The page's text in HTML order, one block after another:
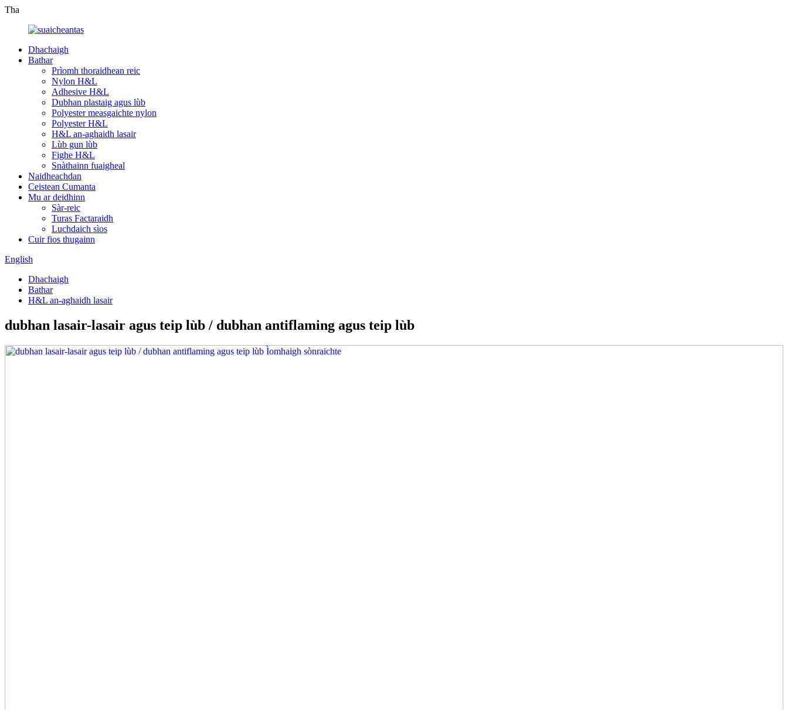
Tha
Dhachaigh
Bathar
Prìomh thoraidhean reic
Nylon H&L
Adhesive H&L
Dubhan plastaig agus lùb
Polyester measgaichte nylon
Polyester H&L
H&L an-aghaidh lasair
Lùb gun lùb
Fighe H&L
Snàthainn fuaigheal
Naidheachdan
Ceistean Cumanta
Mu ar deidhinn
Sàr-reic
Turas Factaraidh
Luchdaich sìos
Cuir fios thugainn
English
Dhachaigh
Bathar
H&L an-aghaidh lasair
dubhan lasair-lasair agus teip lùb / dubhan antiflaming agus teip lùb